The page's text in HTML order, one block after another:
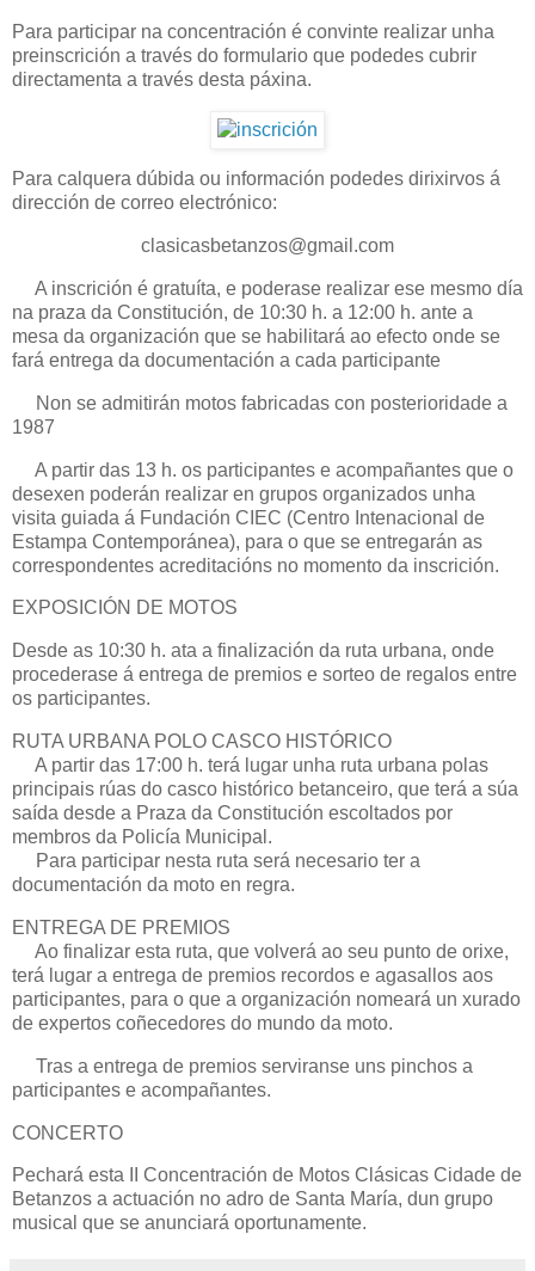
Para participar na concentración é convinte realizar unha
preinscrición a través do formulario que podedes cubrir
directamenta a través desta páxina.
Para calquera dúbida ou información podedes dirixirvos á
dirección de correo electrónico:
clasicasbetanzos@gmail.com
A inscrición é gratuíta, e poderase realizar ese mesmo día
na praza da Constitución, de 10:30 h. a 12:00 h. ante a
mesa da organización que se habilitará ao efecto onde se
fará entrega da documentación a cada participante
Non se admitirán motos fabricadas con posterioridade a
1987
A partir das 13 h. os participantes e acompañantes que o
desexen poderán realizar en grupos organizados unha
visita guiada á Fundación CIEC (Centro Intenacional de
Estampa Contemporánea), para o que se entregarán as
correspondentes acreditacións no momento da inscrición.
EXPOSICIÓN DE MOTOS
Desde as 10:30 h. ata a finalización da ruta urbana, onde
procederase á entrega de premios e sorteo de regalos entre
os participantes.
RUTA URBANA POLO CASCO HISTÓRICO
A partir das 17:00 h. terá lugar unha ruta urbana polas
principais rúas do casco histórico betanceiro, que terá a súa
saída desde a Praza da Constitución escoltados por
membros da Policía Municipal.
Para participar nesta ruta será necesario ter a
documentación da moto en regra.
ENTREGA DE PREMIOS
Ao finalizar esta ruta, que volverá ao seu punto de orixe,
terá lugar a entrega de premios recordos e agasallos aos
participantes, para o que a organización nomeará un xurado
de expertos coñecedores do mundo da moto.
Tras a entrega de premios serviranse uns pinchos a
participantes e acompañantes.
CONCERTO
Pechará esta II Concentración de Motos Clásicas Cidade de
Betanzos a actuación no adro de Santa María, dun grupo
musical que se anunciará oportunamente.